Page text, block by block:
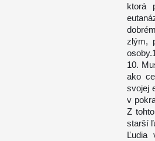
ktorá
zlým,
10.
ako
svojej
v
Z
starší
Ľudia